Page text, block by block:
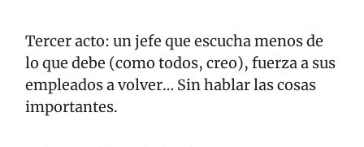
Tercer acto: un jefe que escucha menos de
lo que debe (como todos, creo), fuerza a sus
empleados a volver… Sin hablar las cosas
importantes.